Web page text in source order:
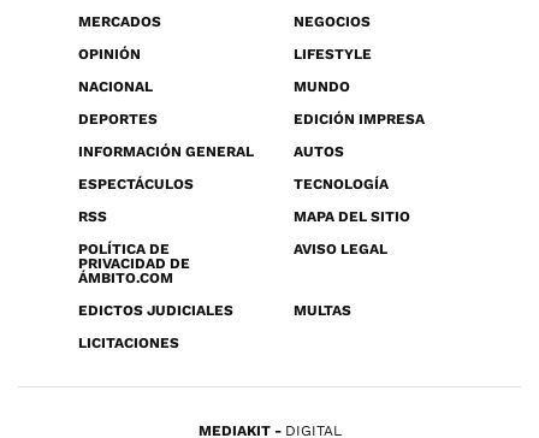
MERCADOS
NEGOCIOS
OPINIÓN
LIFESTYLE
NACIONAL
MUNDO
DEPORTES
EDICIÓN IMPRESA
INFORMACIÓN GENERAL
AUTOS
ESPECTÁCULOS
TECNOLOGÍA
RSS
MAPA DEL SITIO
POLÍTICA DE
PRIVACIDAD DE
ÁMBITO.COM
AVISO LEGAL
EDICTOS JUDICIALES
MULTAS
LICITACIONES
MEDIAKIT DIGITAL